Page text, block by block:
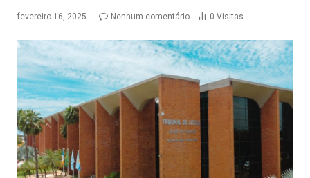
fevereiro 16, 2025 Nenhum comentário 0 Visitas